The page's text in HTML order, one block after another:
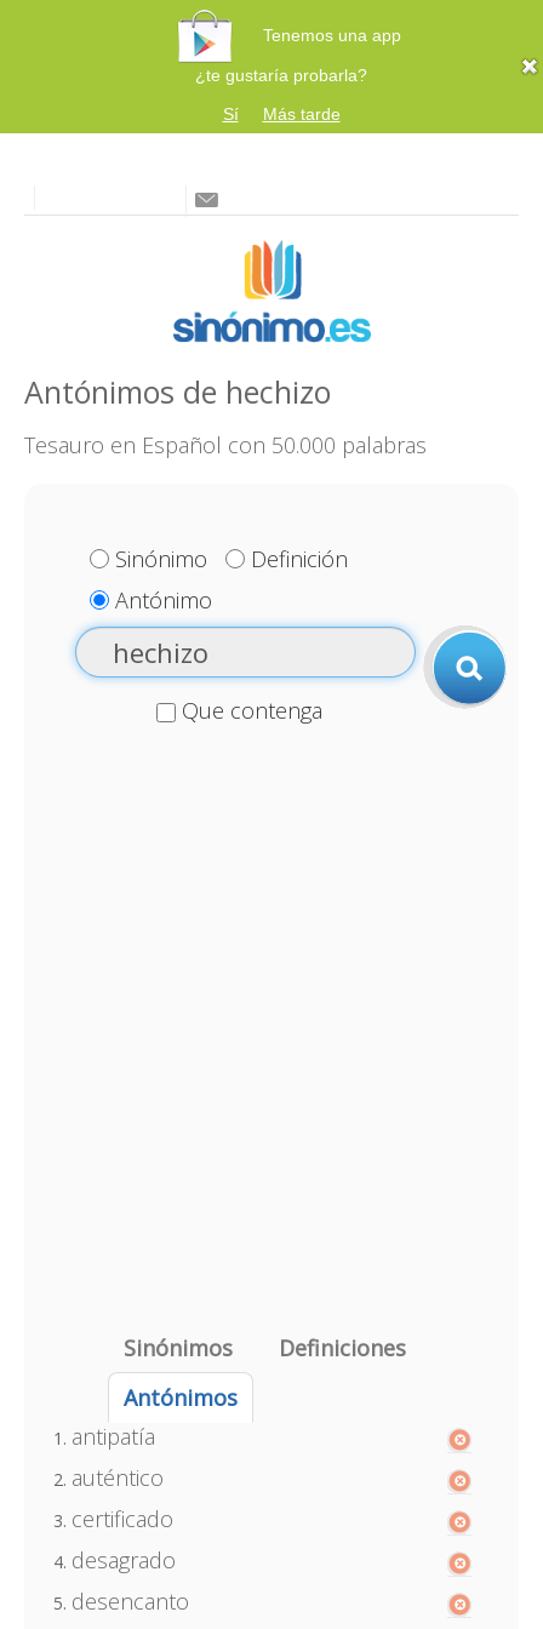
Tenemos una app
¿te gustaría probarla?
Sí
Más tarde
Antónimos de hechizo
Tesauro en Español con 50.000 palabras
Sinónimo
Definición
Antónimo
Que contenga
Sinónimos
Definiciones
Antónimos
antipatía
auténtico
certificado
desagrado
desencanto